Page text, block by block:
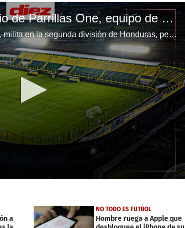
El espectacular estadio de Parrillas One, equipo de segunda división
El club de La Lima, Parillas One, milita en la segunda división de Honduras, pero su estadio es un lujo total. Los Parrilleros son un digno ejemplo
a
NO TODO ES FUTBOL
Hombre ruega a Apple que